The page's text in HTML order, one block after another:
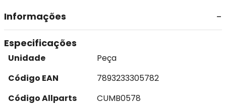
Informações
Especificações
Unidade
Peça
Código EAN
7893233305782
Código Allparts
CUMB0578